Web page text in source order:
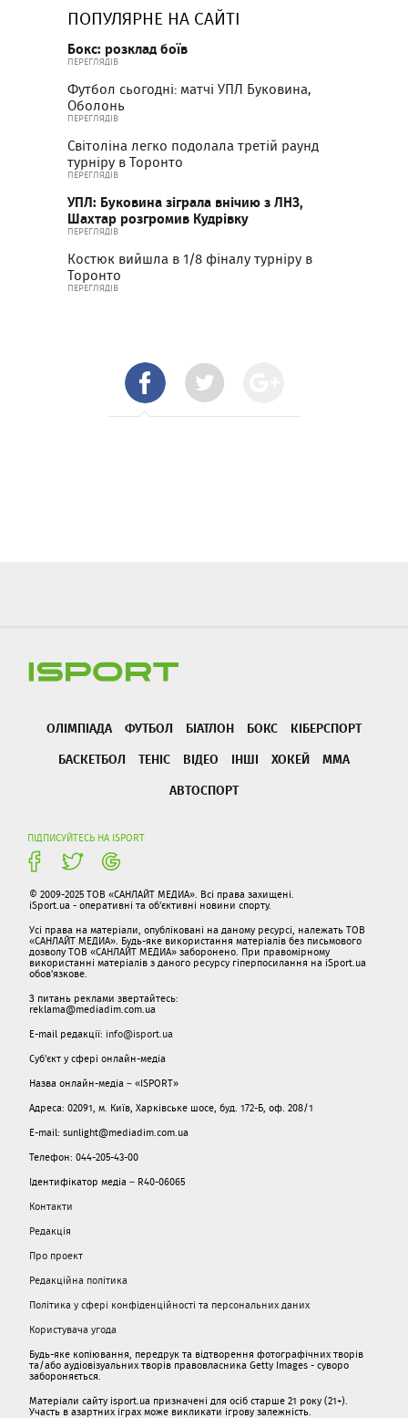
ПОПУЛЯРНЕ НА САЙТІ
Бокс: розклад боїв
ПЕРЕГЛЯДІВ
Футбол сьогодні: матчі УПЛ Буковина,
Оболонь
ПЕРЕГЛЯДІВ
Світоліна легко подолала третій раунд
турніру в Торонто
ПЕРЕГЛЯДІВ
УПЛ: Буковина зіграла внічию з ЛНЗ,
Шахтар розгромив Кудрівку
ПЕРЕГЛЯДІВ
Костюк вийшла в 1/8 фіналу турніру в
Торонто
ПЕРЕГЛЯДІВ
ОЛІМПІАДА ФУТБОЛ БІАТЛОН БОКС
КІБЕРСПОРТ
БАСКЕТБОЛ
ТЕНІС ВІДЕО ІНШІ ХОКЕЙ
ММА
АВТОСПОРТ
ПІДПИСУЙТЕСЬ НА ISPORT
© 2009-2025 ТОВ «САНЛАЙТ МЕДИА». Всі права захищені.
iSport.ua - оперативні та об'єктивні новини спорту.
Усі права на матеріали, опубліковані на даному ресурсі, належать ТОВ
«САНЛАЙТ МЕДИА». Будь-яке використання матеріалів без письмового
дозволу ТОВ «САНЛАЙТ МЕДИА» заборонено. При правомірному
використанні матеріалів з даного ресурсу гіперпосилання на iSport.ua
обов'язкове.
З питань реклами звертайтесь:
reklama@mediadim.com.ua
E-mail редакції: info@isport.ua
Суб'єкт у сфері онлайн-медіа
Назва онлайн-медіа – «ISPORT»
Адреса: 02091, м. Київ, Харківське шосе, буд. 172-Б, оф. 208/1
E-mail: sunlight@mediadim.com.ua
Телефон: 044-205-43-00
Ідентифікатор медіа – R40-06065
Контакти
Редакція
Про проект
Редакційна політика
Політика у сфері конфіденційності та персональних даних
Користувача угода
Будь-яке копіювання, передрук та відтворення фотографічних творів
та/або аудіовізуальних творів правовласника Getty Images - суворо
забороняється.
Матеріали сайту isport.ua призначені для осіб старше 21 року (21+).
Участь в азартних іграх може викликати ігрову залежність.